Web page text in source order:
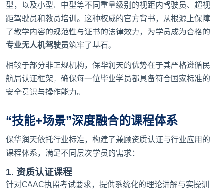
型，以及小型、中型等不同重量级别的视距内驾驶员、超视
距驾驶员和教员培训。这种权威的官方背书，从根源上保障
了教学内容的规范性与证书的法律效力，为学员成为合格的
专业无人机驾驶员筑牢了基石。
相较于部分非正规机构，保华润天的优势在于其严格遵循民
航局认证框架，确保每一位毕业学员都具备符合国家标准的
安全意识与操作能力。
“技能+场景”深度融合的课程体系
保华润天依托行业标准，构建了兼顾资质认证与行业应用的
课程体系，满足不同层次学员的需求：
1. 资质认证课程
针对CAAC执照考试要求，提供系统化的理论讲解与实操训